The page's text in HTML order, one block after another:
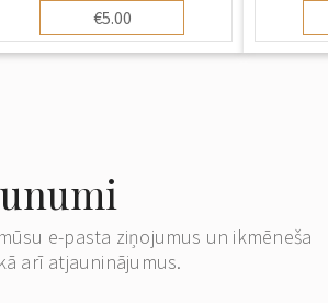
€5.00
e-pasta ziņojumus un ikmēneša
arī atjauninājumus.